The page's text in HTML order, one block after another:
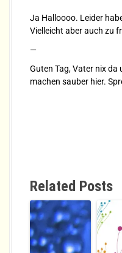
Ja Halloooo. Leider
Vielleicht aber auch zu
—
Guten Tag, Vater nix
machen sauber hier.
Related Posts